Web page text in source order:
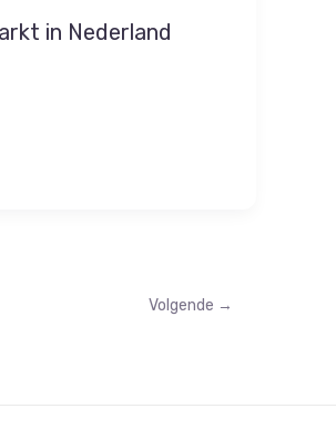
in Nederland
Volgende →